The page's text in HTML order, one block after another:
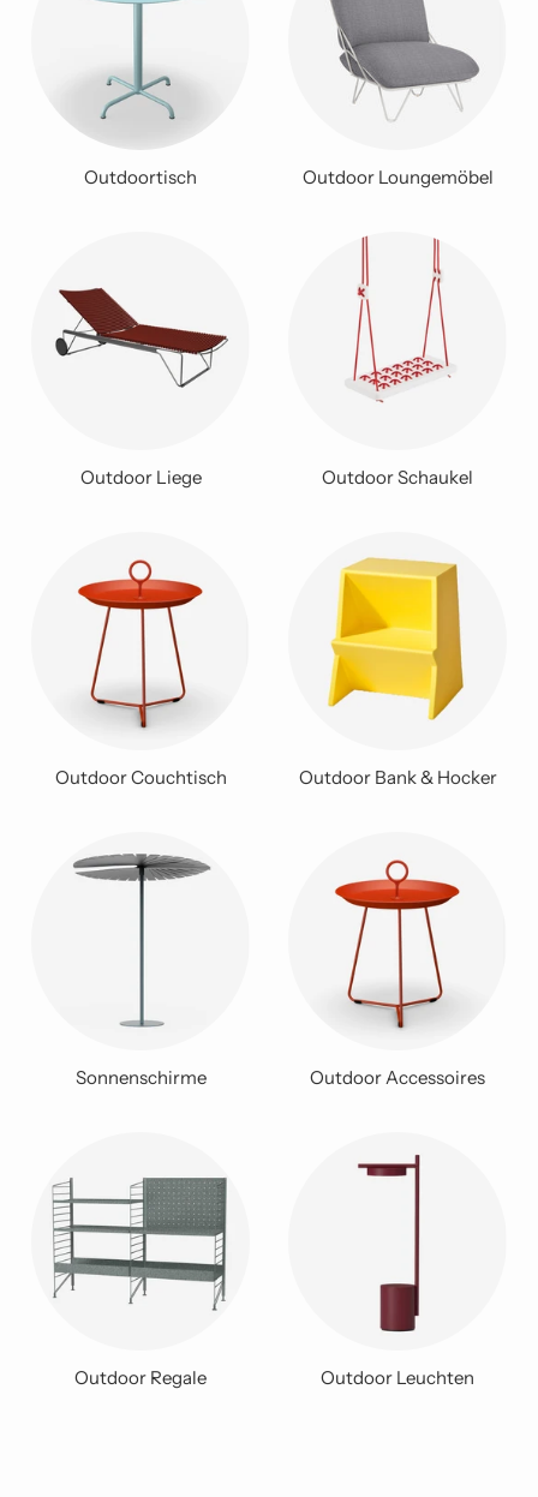
Outdoortisch Outdoor Loungemöbel
Outdoor Liege Outdoor Schaukel
Outdoor Couchtisch Outdoor Bank & Hocker
Sonnenschirme Outdoor Accessoires
Outdoor Regale Outdoor Leuchten